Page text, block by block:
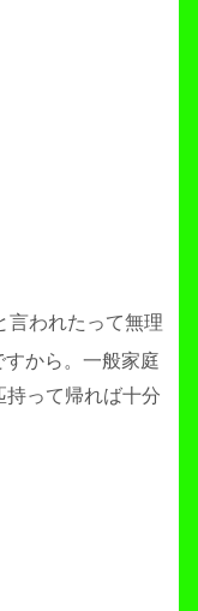
言われたって無理
すから。一般家庭
持って帰れば十分